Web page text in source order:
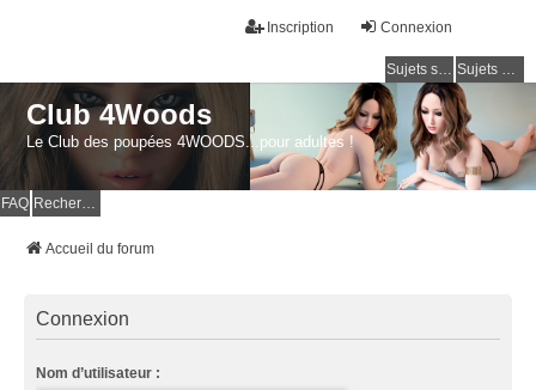
Connexion
Inscription
Sujets sans réponse Sujets actifs
Club 4Woods
Le Club des poupées 4WOODS...pour adultes !
FAQ
Accueil du forum
Connexion
Nom d’utilisateur :